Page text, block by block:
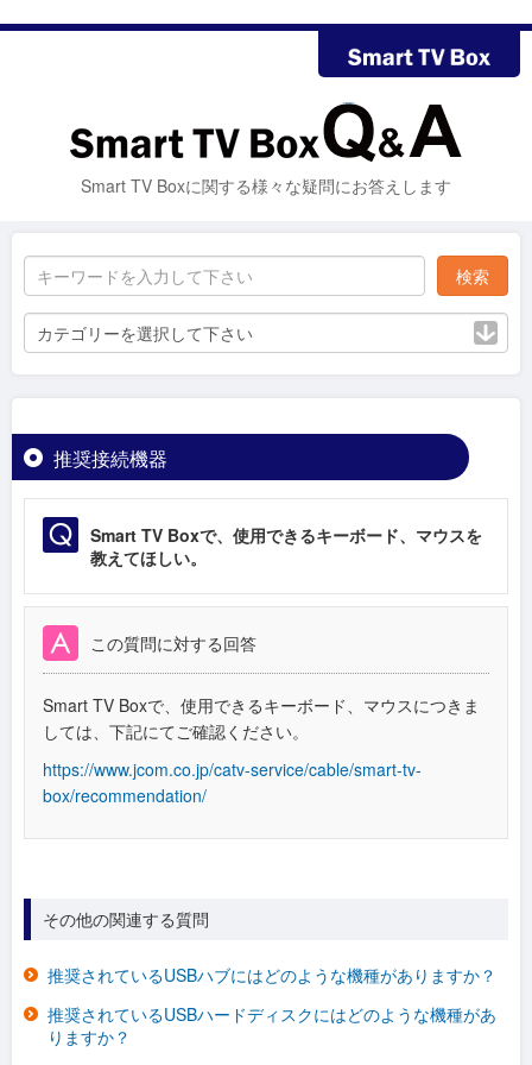
Smart TV Boxに関する様々な疑問にお答えします
カテゴリーを選択して下さい
推奨接続機器
Smart TV Boxで、使用できるキーボード、マウスを
教えてほしい。
この質問に対する回答
Smart TV Boxで、使用できるキーボード、マウスにつきま
しては、下記にてご確認ください。
https://www.jcom.co.jp/catv-service/cable/smart-tv-
box/recommendation/
その他の関連する質問
推奨されているUSBハブにはどのような機種がありますか？
推奨されているUSBハードディスクにはどのような機種があ
りますか？